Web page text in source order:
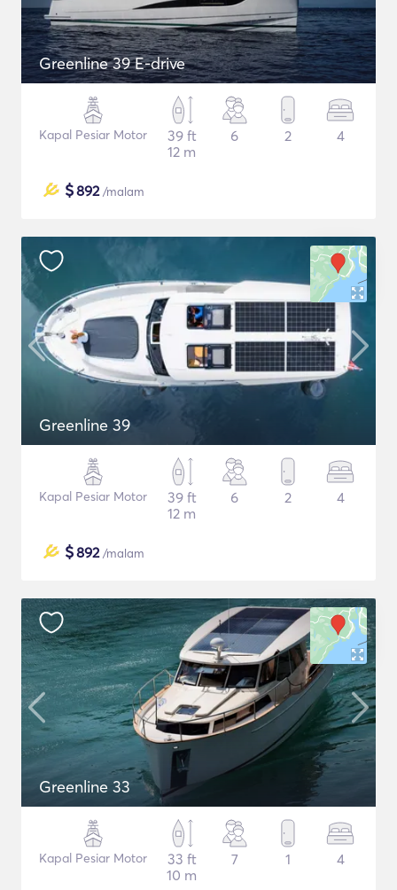
Greenline 39 E-drive
Kapal Pesiar Motor
39 ft
12 m
6 2 4
$892/malam
Greenline 39
Kapal Pesiar Motor
39 ft
12 m
6 2 4
$892/malam
Greenline 33
Kapal Pesiar Motor
33 ft
10 m
7 1 4